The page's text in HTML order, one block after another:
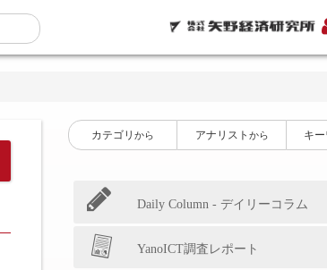
カテゴリ から アナリスト から キ
Daily Column - デイリーコラム
YanoICT調査レポート